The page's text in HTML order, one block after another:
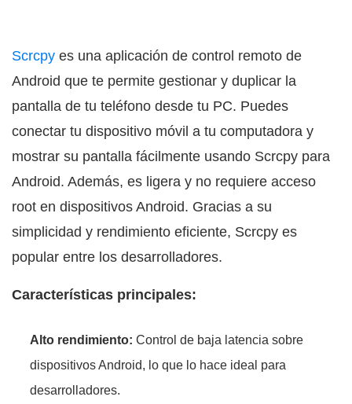
Scrcpy es una aplicación de control remoto de
Android que te permite gestionar y duplicar la
pantalla de tu teléfono desde tu PC. Puedes
conectar tu dispositivo móvil a tu computadora y
mostrar su pantalla fácilmente usando Scrcpy para
Android. Además, es ligera y no requiere acceso
root en dispositivos Android. Gracias a su
simplicidad y rendimiento eficiente, Scrcpy es
popular entre los desarrolladores.
Características principales:
Alto rendimiento: Control de baja latencia sobre
dispositivos Android, lo que lo hace ideal para
desarrolladores.